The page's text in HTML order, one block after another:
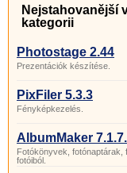
Nejstahovanější
kategorii
Photostage 2.44
Prezentációk készítése.
PixFiler 5.3.3
Fényképkezelés.
AlbumMaker
Fotókönyvek, fotónaptárak,
fotóiból.